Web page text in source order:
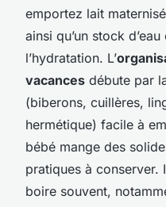
emportez lait
ainsi qu’un stock
l’hydratation. L’
vacances débute par
(biberons, cuillères,
hermétique) facile à
bébé mange des
pratiques à conserver.
boire souvent,